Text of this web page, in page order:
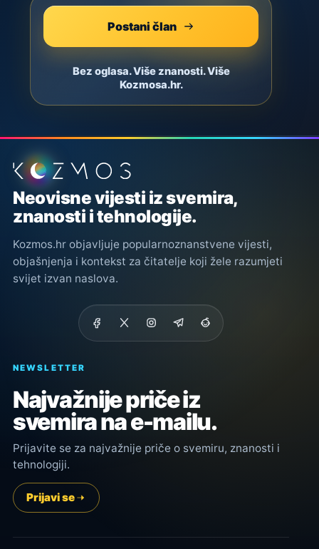
Postani član
Bez oglasa. Više znanosti. Više
Kozmosa.hr.
Podnožje stranice
Neovisne vijesti iz svemira,
znanosti i tehnologije.
Kozmos.hr objavljuje popularnoznanstvene vijesti,
objašnjenja i kontekst za čitatelje koji žele razumjeti
svijet izvan naslova.
NEWSLETTER
Najvažnije priče iz
svemira na e-mailu.
Prijavite se za najvažnije priče o svemiru, znanosti i
tehnologiji.
Prijavi se